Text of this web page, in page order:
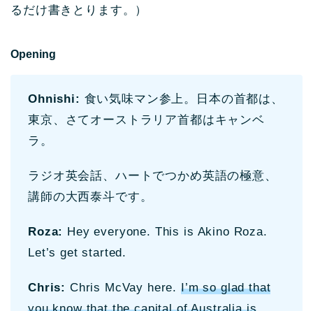
るだけ書きとります。）
Opening
Ohnishi: 食い気味マン参上。日本の首都は、
東京、さてオーストラリア首都はキャンベ
ラ。
ラジオ英会話、ハートでつかめ英語の極意、
講師の大西泰斗です。
Roza: Hey everyone. This is Akino Roza.
Let’s get started.
Chris: Chris McVay here.I’m so glad that